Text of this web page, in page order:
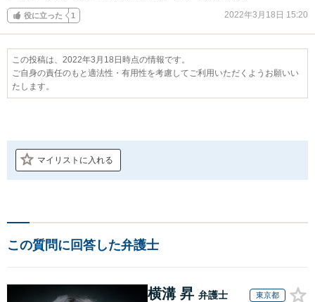
役に立った 1 2022年3月18日 15:20
この投稿は、2022年3月18日時点の情報です。
ご自身の責任のもと適法性・有用性を考慮してご利用いただくようお願いい
たします。
マイリストに入れる
この質問に回答した弁護士
横溝 昇 弁護士 東京都